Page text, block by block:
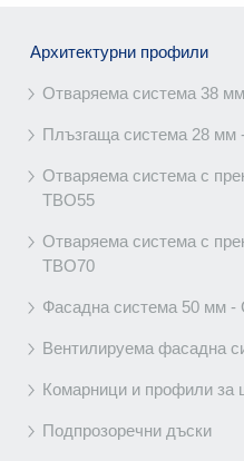
Архитектурни профили
Отваряема система 38
Плъзгаща система 28 мм
Отваряема система с
TBO55
Отваряема система с
TBO70
Фасадна система 50 мм -
Вентилируема фасадна
Комарници и профили за
Подпрозоречни дъски